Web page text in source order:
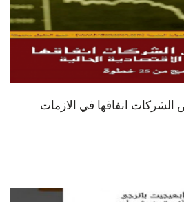
انفاقها في الازمات